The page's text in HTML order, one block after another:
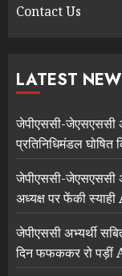
Contact Us
LATEST
जेपीएससी-जेएसएससी
प्रतिनिधिमंडल घोषित
जेपीएससी-जेएसएससी
अध्यक्ष पर फेंकी स्याही
जेपीएससी अभ्यर्थी
दिन फफककर रो पड़ीं